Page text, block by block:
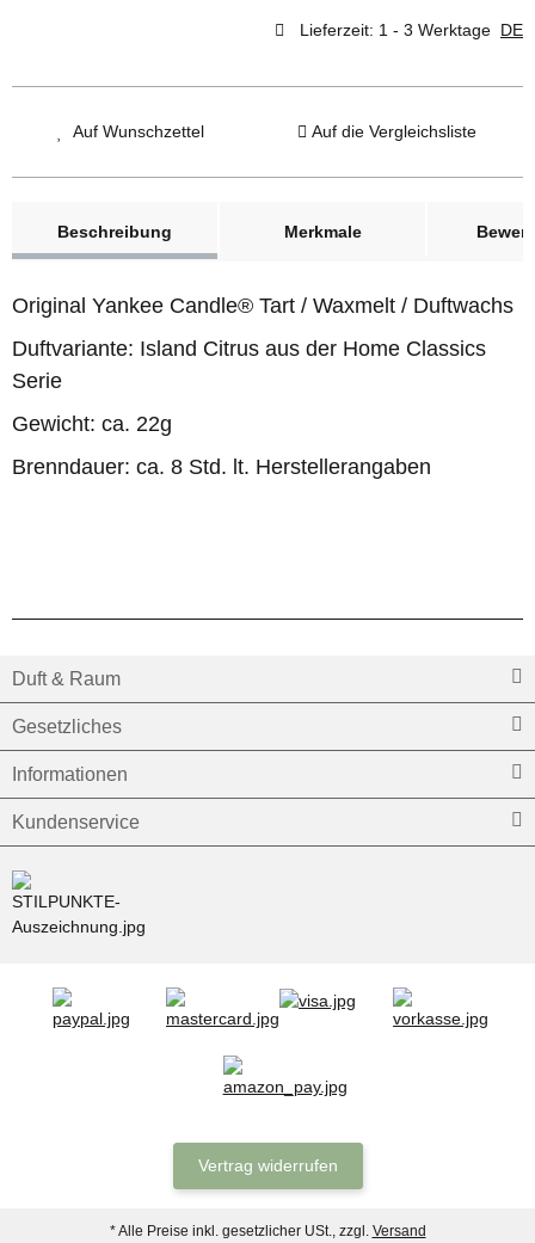
Lieferzeit: 1 - 3 Werktage DE
Auf Wunschzettel Auf die Vergleichsliste
Beschreibung
Merkmale
Original Yankee Candle® Tart / Waxmelt / Duftwachs
Duftvariante: Island Citrus aus der Home Classics
Serie
Gewicht: ca. 22g
Brenndauer: ca. 8 Std. lt. Herstellerangaben
Duft & Raum
Gesetzliches
Informationen
Kundenservice
Vertrag widerrufen
* Alle Preise inkl. gesetzlicher USt., zzgl. Versand